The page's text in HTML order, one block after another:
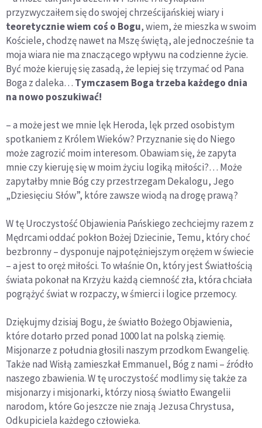
przyzwyczaiłem się do swojej chrześcijańskiej wiary i
teoretycznie wiem coś o Bogu, wiem, że mieszka w swoim
Kościele, chodzę nawet na Mszę świętą, ale jednocześnie ta
moja wiara nie ma znaczącego wpływu na codzienne życie.
Być może kieruję się zasadą, że lepiej się trzymać od Pana
Boga z daleka… Tymczasem Boga trzeba każdego dnia
na nowo poszukiwać!
– a może jest we mnie lęk Heroda, lęk przed osobistym
spotkaniem z Królem Wieków? Przyznanie się do Niego
może zagrozić moim interesom. Obawiam się, że zapyta
mnie czy kieruję się w moim życiu logiką miłości?… Może
zapytałby mnie Bóg czy przestrzegam Dekalogu, Jego
„Dziesięciu Słów”, które zawsze wiodą na drogę prawą?
W tę Uroczystość Objawienia Pańskiego zechciejmy razem z
Mędrcami oddać pokłon Bożej Dziecinie, Temu, który choć
bezbronny – dysponuje najpotężniejszym orężem w świecie
– a jest to oręż miłości. To właśnie On, który jest Światłością
świata pokonał na Krzyżu każdą ciemność zła, która chciała
pogrążyć świat w rozpaczy, w śmierci i logice przemocy.
Dziękujmy dzisiaj Bogu, że światło Bożego Objawienia,
które dotarło przed ponad 1000 lat na polską ziemię.
Misjonarze z południa głosili naszym przodkom Ewangelię.
Także nad Wisłą zamieszkał Emmanuel, Bóg z nami – źródło
naszego zbawienia. W tę uroczystość modlimy się także za
misjonarzy i misjonarki, którzy niosą światło Ewangelii
narodom, które Go jeszcze nie znają Jezusa Chrystusa,
Odkupiciela każdego człowieka.